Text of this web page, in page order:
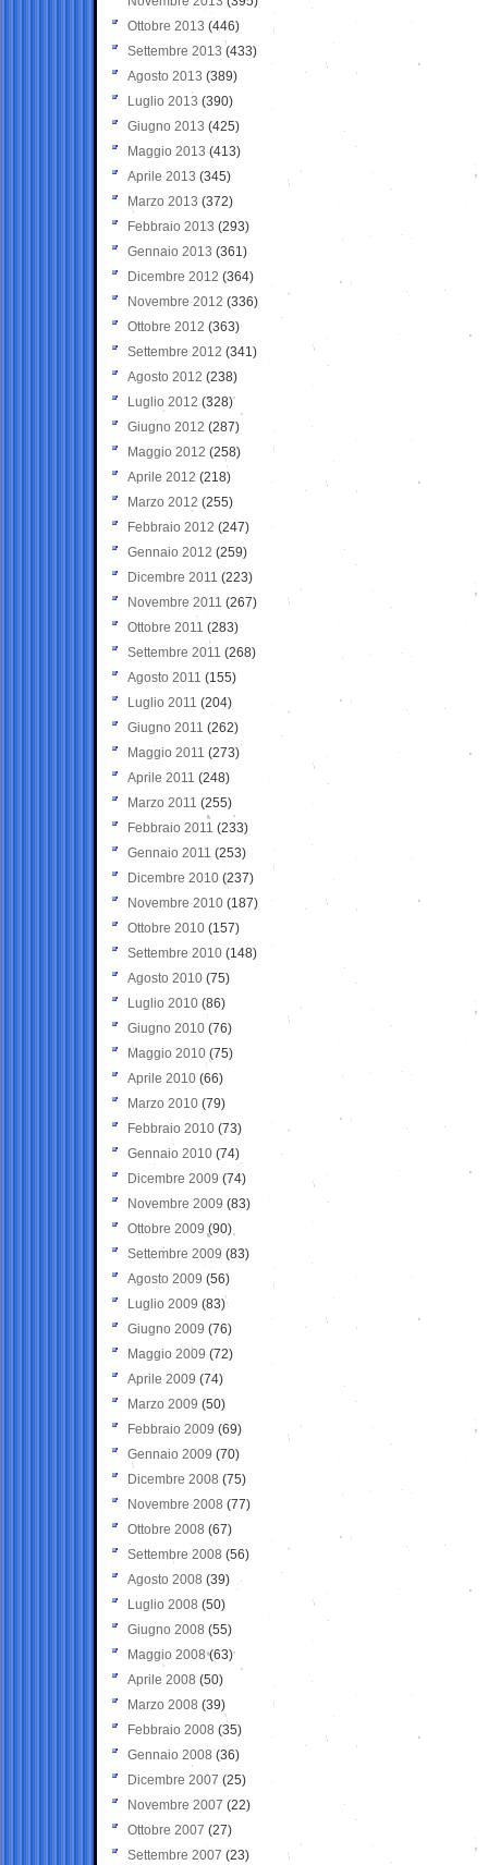
Ottobre 2013 (446)
Settembre 2013 (433)
Agosto 2013 (389)
Luglio 2013 (390)
Giugno 2013 (425)
Maggio 2013 (413)
Aprile 2013 (345)
Marzo 2013 (372)
Febbraio 2013 (293)
Gennaio 2013 (361)
Dicembre 2012 (364)
Novembre 2012 (336)
Ottobre 2012 (363)
Settembre 2012 (341)
Agosto 2012 (238)
Luglio 2012 (328)
Giugno 2012 (287)
Maggio 2012 (258)
Aprile 2012 (218)
Marzo 2012 (255)
Febbraio 2012 (247)
Gennaio 2012 (259)
Dicembre 2011 (223)
Novembre 2011 (267)
Ottobre 2011 (283)
Settembre 2011 (268)
Agosto 2011 (155)
Luglio 2011 (204)
Giugno 2011 (262)
Maggio 2011 (273)
Aprile 2011 (248)
Marzo 2011 (255)
Febbraio 2011 (233)
Gennaio 2011 (253)
Dicembre 2010 (237)
Novembre 2010 (187)
Ottobre 2010 (157)
Settembre 2010 (148)
Agosto 2010 (75)
Luglio 2010 (86)
Giugno 2010 (76)
Maggio 2010 (75)
Aprile 2010 (66)
Marzo 2010 (79)
Febbraio 2010 (73)
Gennaio 2010 (74)
Dicembre 2009 (74)
Novembre 2009 (83)
Ottobre 2009 (90)
Settembre 2009 (83)
Agosto 2009 (56)
Luglio 2009 (83)
Giugno 2009 (76)
Maggio 2009 (72)
Aprile 2009 (74)
Marzo 2009 (50)
Febbraio 2009 (69)
Gennaio 2009 (70)
Dicembre 2008 (75)
Novembre 2008 (77)
Ottobre 2008 (67)
Settembre 2008 (56)
Agosto 2008 (39)
Luglio 2008 (50)
Giugno 2008 (55)
Maggio 2008(63)
Aprile 2008 (50)
Marzo 2008 (39)
Febbraio 2008 (35)
Gennaio 2008 (36)
Dicembre 2007 (25)
Novembre 2007 (22)
Ottobre 2007 (27)
Settembre 2007 (23)